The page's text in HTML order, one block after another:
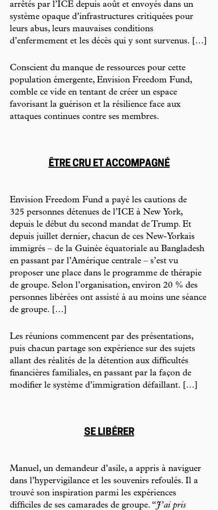
arrêtés par l’ICE depuis août et envoyés dans un
système opaque d’infrastructures critiquées pour
leurs abus, leurs mauvaises conditions
d’enfermement et les décès qui y sont survenus. […]
Conscient du manque de ressources pour cette
population émergente, Envision Freedom Fund,
comble ce vide en tentant de créer un espace
favorisant la guérison et la résilience face aux
attaques continues contre ses membres.
ÊTRE CRU ET ACCOMPAGNÉ
Envision Freedom Fund a payé les cautions de
325 personnes détenues de l’ICE à New York,
depuis le début du second mandat de Trump. Et
depuis juillet dernier, chacun de ces New-Yorkais
immigrés – de la Guinée équatoriale au Bangladesh
en passant par l’Amérique centrale – s’est vu
proposer une place dans le programme de thérapie
de groupe. Selon l’organisation, environ 20 % des
personnes libérées ont assisté à au moins une séance
de groupe. […]
Les réunions commencent par des présentations,
puis chacun partage son expérience sur des sujets
allant des réalités de la détention aux difficultés
financières familiales, en passant par la façon de
modifier le système d’immigration défaillant. […]
SE LIBÉRER
Manuel, un demandeur d’asile, a appris à naviguer
dans l’hypervigilance et les souvenirs refoulés. Il a
trouvé son inspiration parmi les expériences
difficiles de ses camarades de groupe. “J’ai pris